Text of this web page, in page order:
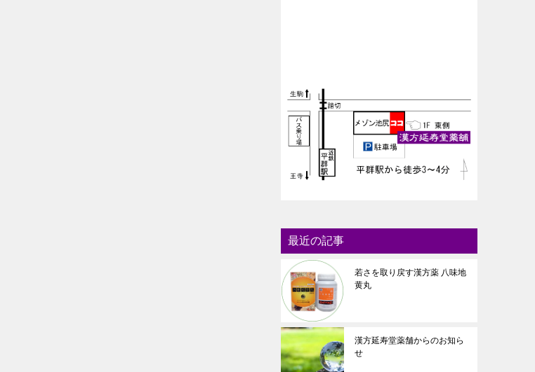
最近の記事
若さを取り戻す漢方薬 八味地
黄丸
漢方延寿堂薬舗からのお知ら
せ